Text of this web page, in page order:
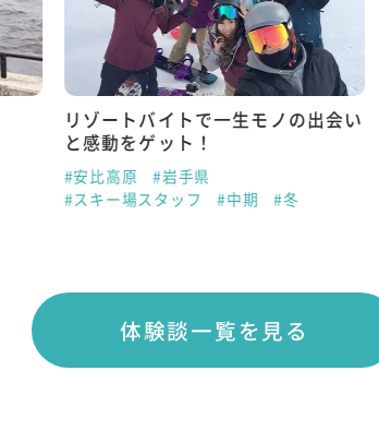
リゾートバイトで一生モノの出会い
と感動をゲット！
#安比高原
#岩手県
#スキー場スタッフ
#中期 #冬
体験談一覧を見る